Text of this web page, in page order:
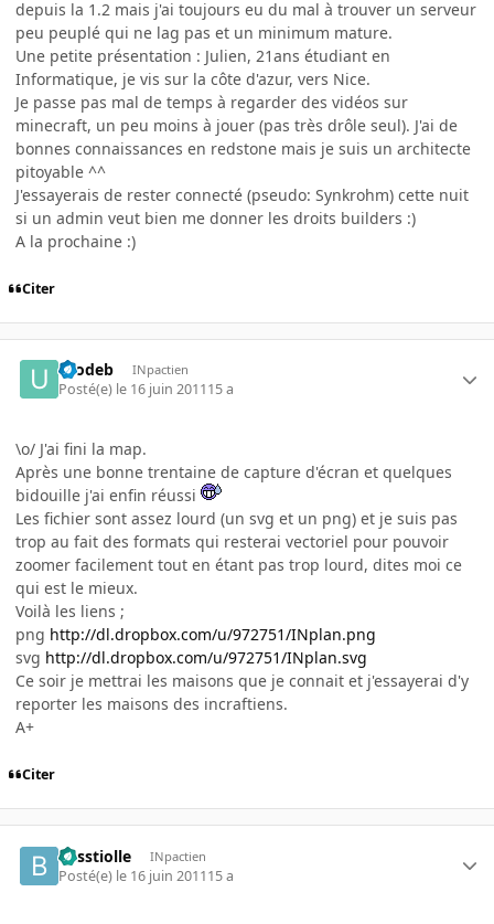
depuis la 1.2 mais j'ai toujours eu du mal à trouver un serveur
peu peuplé qui ne lag pas et un minimum mature.
Une petite présentation : Julien, 21ans étudiant en
Informatique, je vis sur la côte d'azur, vers Nice.
Je passe pas mal de temps à regarder des vidéos sur
minecraft, un peu moins à jouer (pas très drôle seul). J'ai de
bonnes connaissances en redstone mais je suis un architecte
pitoyable ^^
J'essayerais de rester connecté (pseudo: Synkrohm) cette nuit
si un admin veut bien me donner les droits builders :)
A la prochaine :)
Citer
utodeb INpactien
Posté(e) le 16 juin 201115 a
\o/ J'ai fini la map.
Après une bonne trentaine de capture d'écran et quelques
bidouille j'ai enfin réussi
Les fichier sont assez lourd (un svg et un png) et je suis pas
trop au fait des formats qui resterai vectoriel pour pouvoir
zoomer facilement tout en étant pas trop lourd, dites moi ce
qui est le mieux.
Voilà les liens ;
png http://dl.dropbox.com/u/972751/INplan.png
svg http://dl.dropbox.com/u/972751/INplan.svg
Ce soir je mettrai les maisons que je connait et j'essayerai d'y
reporter les maisons des incraftiens.
A+
Citer
besstiolle INpactien
Posté(e) le 16 juin 201115 a